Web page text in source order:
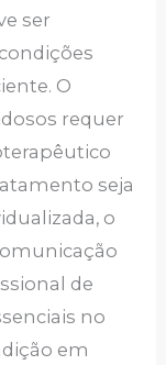
ser
O
requer
seja
o
de
no
em